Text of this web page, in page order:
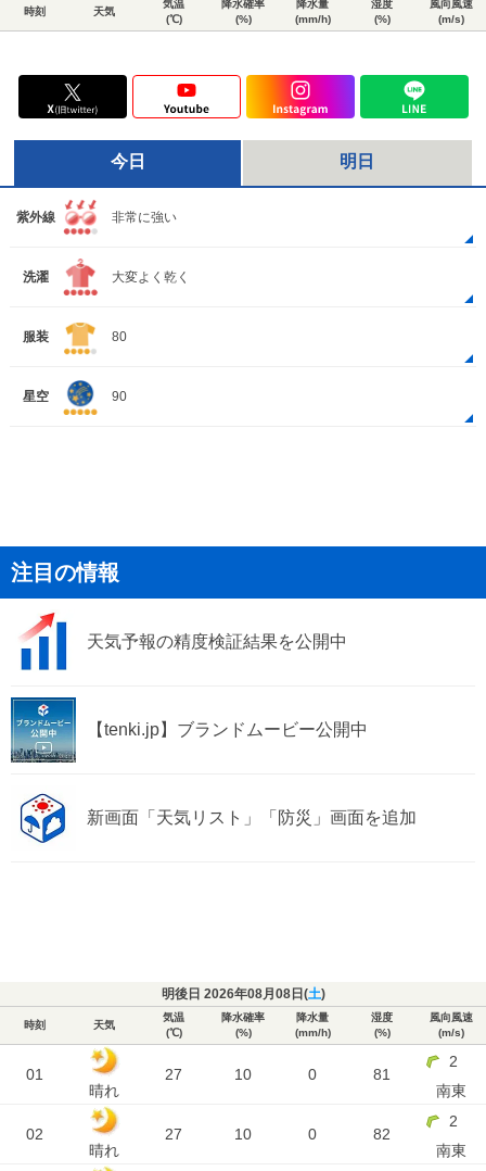
時刻 天気
気温
(℃)
降水確率
(%)
降水量
(mm/h)
湿度
(%)
風向風速
(m/s)
今日 明日
紫外線 非常に強い
洗濯 大変よく乾く
服装 80
星空 90
注目の情報
天気予報の精度検証結果を公開中
【tenki.jp】ブランドムービー公開中
新画面「天気リスト」「防災」画面を追加
明後日 2026年08月08日(土)
時刻 天気
気温
(℃)
降水確率
(%)
降水量
(mm/h)
湿度
(%)
風向風速
(m/s)
01
晴れ
27 10 0 81
2
南東
02
晴れ
27 10 0 82
2
南東